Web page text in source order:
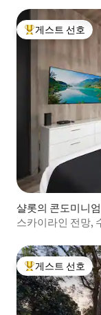
상위 게스트 선호
게스트 선호
샬롯의 콘도미니엄
스카이라인 전망,
상위 게스트 선호
게스트 선호